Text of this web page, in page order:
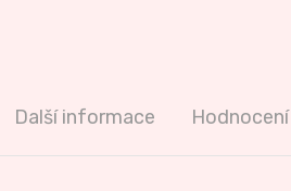
Další informace